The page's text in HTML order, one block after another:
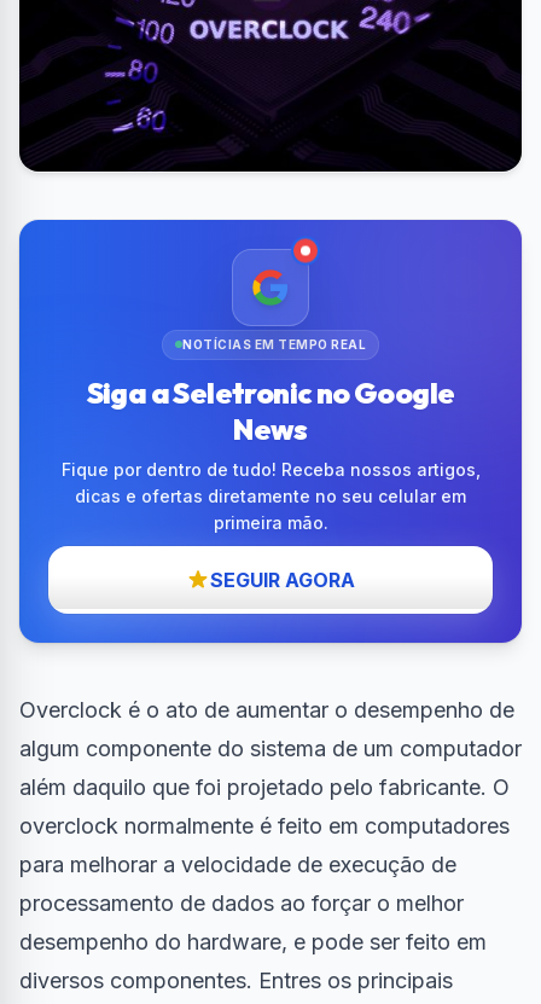
NOTÍCIAS EM TEMPO REAL
Siga a Seletronic no Google
News
Fique por dentro de tudo! Receba nossos artigos,
dicas e ofertas diretamente no seu celular em
primeira mão.
SEGUIR AGORA
Overclock é o ato de aumentar o desempenho de
algum componente do sistema de um computador
além daquilo que foi projetado pelo fabricante. O
overclock normalmente é feito em computadores
para melhorar a velocidade de execução de
processamento de dados ao forçar o melhor
desempenho do hardware, e pode ser feito em
diversos componentes. Entres os principais